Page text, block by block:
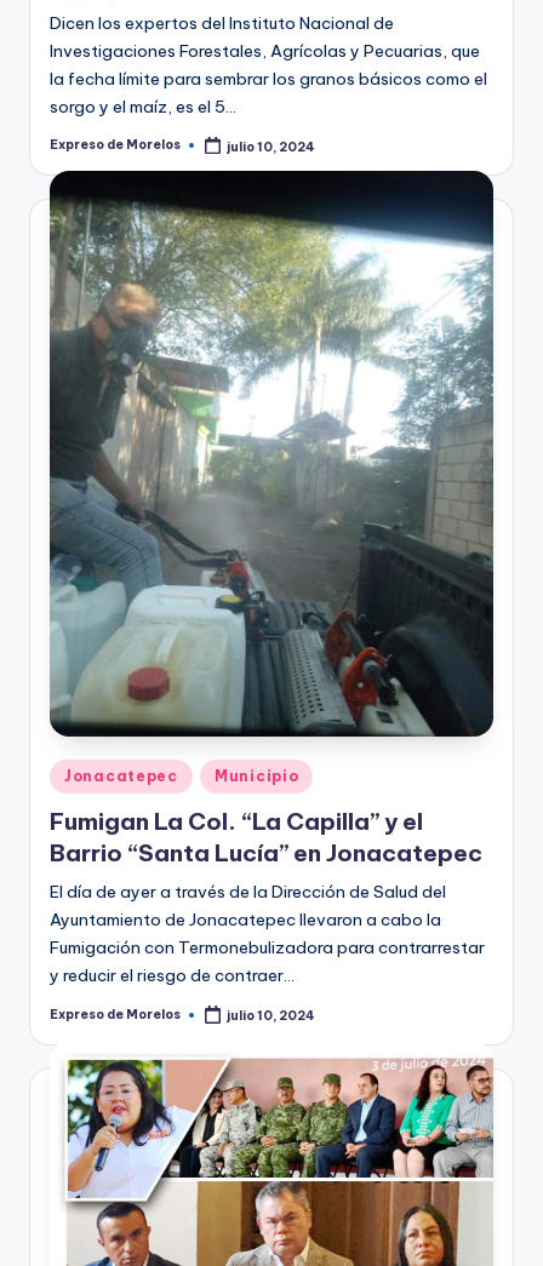
Dicen los expertos del Instituto Nacional de
Investigaciones Forestales, Agrícolas y Pecuarias, que
la fecha límite para sembrar los granos básicos como el
sorgo y el maíz, es el 5…
Publicado
Expreso de Morelos julio 10, 2024
Publicado
en
Jonacatepec Municipio
Fumigan La Col. “La Capilla” y el
Barrio “Santa Lucía” en Jonacatepec
El día de ayer a través de la Dirección de Salud del
Ayuntamiento de Jonacatepec llevaron a cabo la
Fumigación con Termonebulizadora para contrarrestar
y reducir el riesgo de contraer…
Publicado
Expreso de Morelos julio 10, 2024